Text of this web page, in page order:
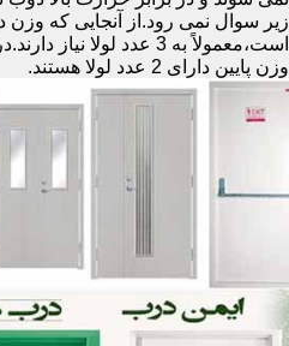
زیر سوال نمی رود.از آنجایی که
است،معمولاً به 3 عدد
وزن پایین دارای 2 عدد لولا هستند.